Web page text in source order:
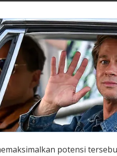
potensi